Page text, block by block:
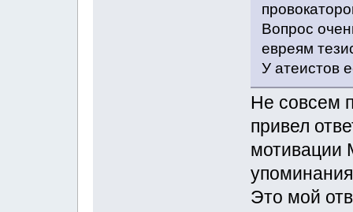
Вопрос
евреям
У атеистов
Не совсем
привел
мотивации
Это мой